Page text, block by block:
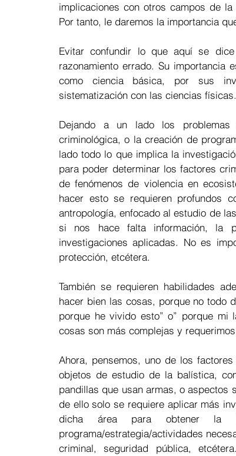
implicaciones con otros campos de
Por tanto, le daremos la importancia
Evitar confundir lo que aquí se
razonamiento errado. Su importancia
como ciencia básica, por sus
sistematización con las ciencias físicas.
Dejando a un lado los problemas
criminológica, o la creación de
lado todo lo que implica la
para poder determinar los factores
de fenómenos de violencia en
hacer esto se requieren profundos
antropología, enfocado al estudio de
si nos hace falta información, la
investigaciones aplicadas. No es
protección, etcétera.
También se requieren habilidades
hacer bien las cosas, porque no todo
porque he vivido esto” o” porque
cosas son más complejas y
Ahora, pensemos, uno de los
objetos de estudio de la balística,
pandillas que usan armas, o aspectos
de ello solo se requiere aplicar más
dicha área para obtener la
programa/estrategia/actividades
criminal, seguridad pública,